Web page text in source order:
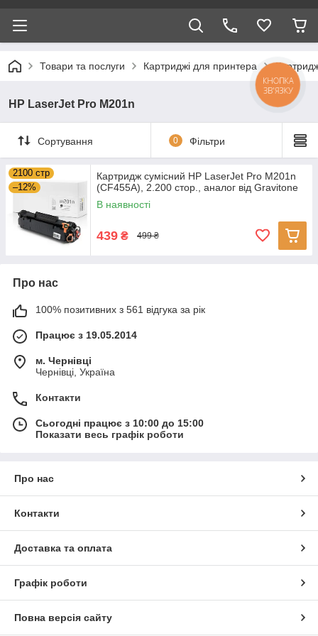
Товари та послуги Картриджі для принтера
HP LaserJet Pro M201n
Сортування 0 Фільтри
2100 стр
–12%
Картридж сумісний HP LaserJet Pro M201n
(CF455A), 2.200 стор., аналог від Gravitone
В наявності
439 ₴ 499 ₴
Про нас
100% позитивних з 561 відгука за рік
Працює з 19.05.2014
м. Чернівці
Чернівці, Україна
Контакти
Сьогодні працює з 10:00 до 15:00
Показати весь графік роботи
Про нас
Контакти
Доставка та оплата
Графік роботи
Повна версія сайту
КНОПКА
ЗВ'ЯЗКУ